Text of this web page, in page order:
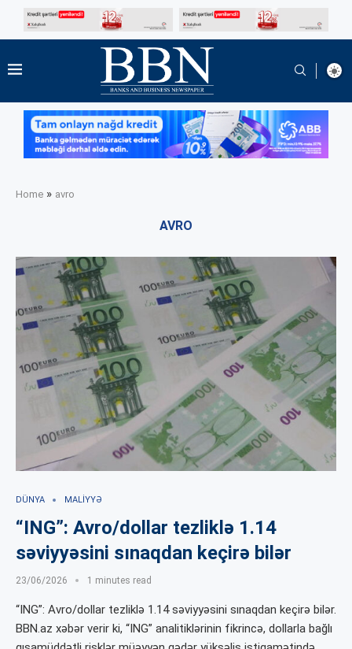
Home » avro
AVRO
DÜNYA MALIYYƏ
“ING”: Avro/dollar tezliklə 1.14
səviyyəsini sınaqdan keçirə bilər
23/06/2026 1 minutes read
“ING”: Avro/dollar tezliklə 1.14 səviyyəsini sınaqdan keçirə bilər.
BBN.az xəbər verir ki, “ING” analitiklərinin fikrincə, dollarla bağlı